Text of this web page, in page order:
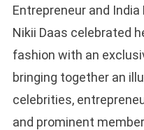
Entrepreneur and
Nikii Daas celebrated
fashion with an
bringing together an
celebrities,
and prominent